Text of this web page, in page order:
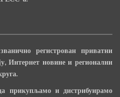
регистрован приватни
Интернет новине и регионални
прикупљамо и дистрибуирамо